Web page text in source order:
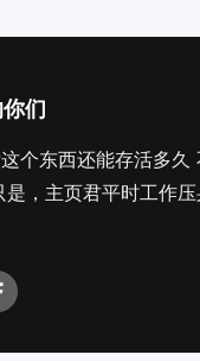
们
个东西还能存活多久
，主页君平时工作